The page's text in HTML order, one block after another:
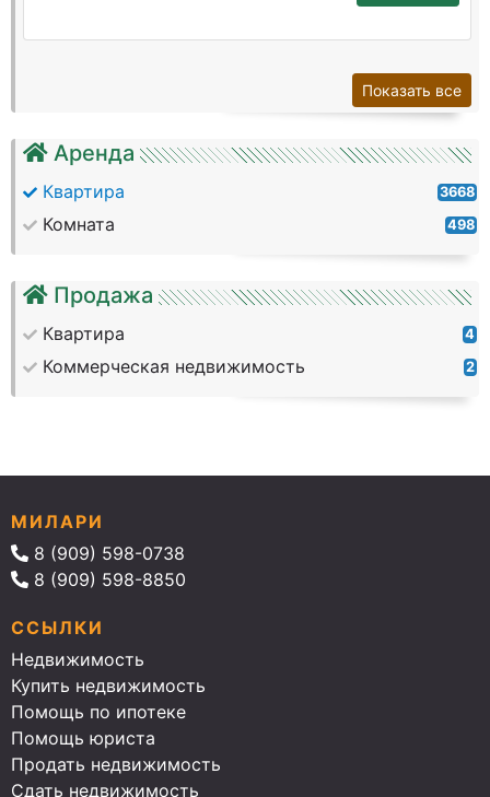
Аренда
Квартира 3668
Комната 498
Продажа
Квартира 4
Коммерческая недвижимость 2
Показать все
МИЛАРИ
8 (909) 598-0738
8 (909) 598-8850
ССЫЛКИ
Недвижимость
Купить недвижимость
Помощь по ипотеке
Помощь юриста
Продать недвижимость
Сдать недвижимость